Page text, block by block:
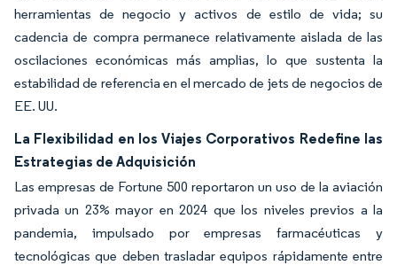
herramientas de negocio y activos de estilo de vida; su
cadencia de compra permanece relativamente aislada de las
oscilaciones económicas más amplias, lo que sustenta la
estabilidad de referencia en el mercado de jets de negocios de
EE. UU.
La Flexibilidad en los Viajes Corporativos Redefine las
Estrategias de Adquisición
Las empresas de Fortune 500 reportaron un uso de la aviación
privada un 23% mayor en 2024 que los niveles previos a la
pandemia, impulsado por empresas farmacéuticas y
tecnológicas que deben trasladar equipos rápidamente entre